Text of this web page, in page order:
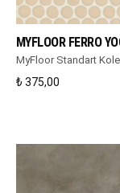
MYFLOOR FERRO
MyFloor Standart
₺ 375,00